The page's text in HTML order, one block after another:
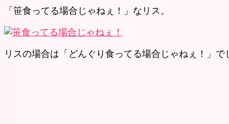
「笹食ってる場合じゃねぇ！」なリス。
リスの場合は「どんぐり食ってる場合じゃねぇ！」で